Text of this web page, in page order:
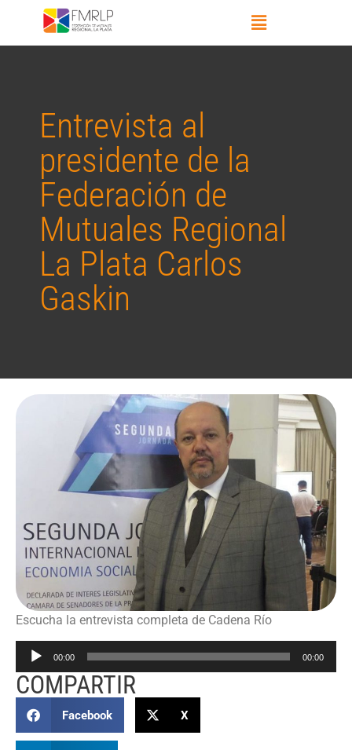
Entrevista al
presidente de la
Federación de
Mutuales Regional
La Plata Carlos
Gaskin
Escucha la entrevista completa de Cadena Río
Reproductor
audio
00:00 00:00
COMPARTIR
Facebook X